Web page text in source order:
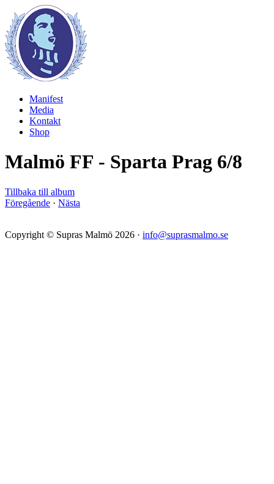
Manifest
Media
Kontakt
Shop
Malmö FF - Sparta Prag 6/8
Tillbaka till album
Föregående · Nästa
Copyright © Supras Malmö 2026 · info@suprasmalmo.se